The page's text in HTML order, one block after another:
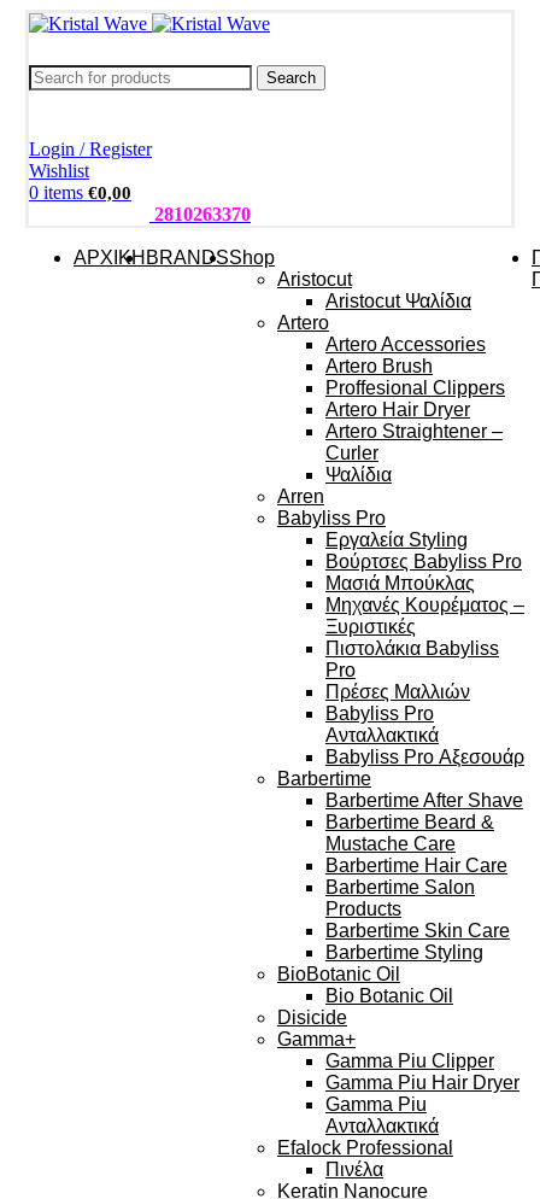
Search
Login / Register
Wishlist
0 items €0,00
2810263370
ΑΡΧΙΚΗ BRANDSShop
Aristocut
Aristocut Ψαλίδια
Artero
Artero Accessories
Artero Brush
Proffesional Clippers
Artero Hair Dryer
Artero Straightener –
Curler
Ψαλίδια
Arren
Babyliss Pro
Εργαλεία Styling
Βούρτσες Babyliss Pro
Μασιά Μπούκλας
Μηχανές Κουρέματος –
Ξυριστικές
Πιστολάκια Babyliss
Pro
Πρέσες Μαλλιών
Babyliss Pro
Ανταλλακτικά
Babyliss Pro Αξεσουάρ
Barbertime
Barbertime After Shave
Barbertime Beard &
Mustache Care
Barbertime Hair Care
Barbertime Salon
Products
Barbertime Skin Care
Barbertime Styling
BioBotanic Oil
Bio Botanic Oil
Disicide
Gamma+
Gamma Piu Clipper
Gamma Piu Hair Dryer
Gamma Piu
Ανταλλακτικά
Efalock Professional
Πινέλα
Keratin Nanocure